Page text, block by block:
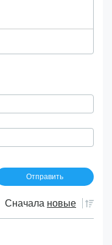
Сначала новые